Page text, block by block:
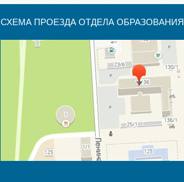
СХЕМА ПРОЕЗДА ОТДЕЛА ОБРАЗОВАНИЯ